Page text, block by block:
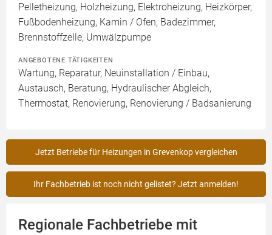
Pelletheizung, Holzheizung, Elektroheizung, Heizkörper,
Fußbodenheizung, Kamin / Ofen, Badezimmer,
Brennstoffzelle, Umwälzpumpe
ANGEBOTENE TÄTIGKEITEN
Wartung, Reparatur, Neuinstallation / Einbau,
Austausch, Beratung, Hydraulischer Abgleich,
Thermostat, Renovierung, Renovierung / Badsanierung
Jetzt Betriebe für Heizungen in Grevenkop vergleichen
Ihr Fachbetrieb ist noch nicht gelistet? Jetzt anmelden!
Regionale Fachbetriebe mit